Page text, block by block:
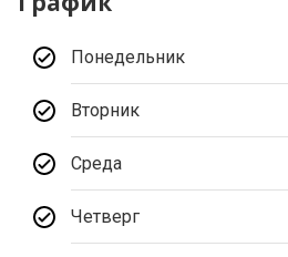
Понедельник
Вторник
Среда
Четверг